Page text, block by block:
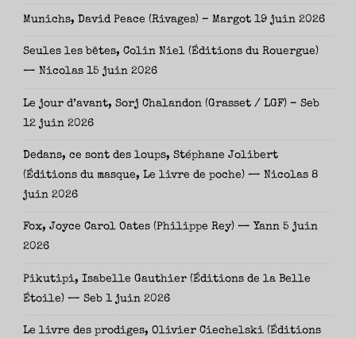
Munichs, David Peace (Rivages) – Margot 19 juin 2026
Seules les bêtes, Colin Niel (Éditions du Rouergue)
— Nicolas 15 juin 2026
Le jour d’avant, Sorj Chalandon (Grasset / LGF) – Seb
12 juin 2026
Dedans, ce sont des loups, Stéphane Jolibert
(Éditions du masque, Le livre de poche) — Nicolas 8
juin 2026
Fox, Joyce Carol Oates (Philippe Rey) — Yann 5 juin
2026
Pikutipi, Isabelle Gauthier (Éditions de la Belle
Étoile) — Seb 1 juin 2026
Le livre des prodiges, Olivier Ciechelski (Éditions